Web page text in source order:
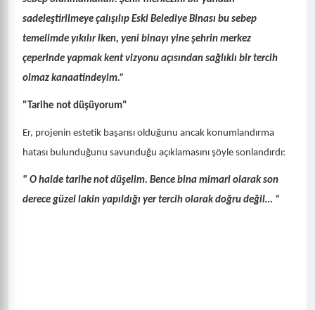
sadeleştirilmeye çalışılıp Eski Belediye Binası bu sebep
temelimde yıkılır iken, yeni binayı yine şehrin merkez
çeperinde yapmak kent vizyonu açısından sağlıklı bir tercih
olmaz kanaatindeyim.”
"Tarihe not düşüyorum"
Er, projenin estetik başarısı olduğunu ancak konumlandırma
hatası bulunduğunu savunduğu açıklamasını şöyle sonlandırdı:
" O halde tarihe not düşelim. Bence bina mimari olarak son
derece güzel lakin yapıldığı yer tercih olarak doğru değil… “